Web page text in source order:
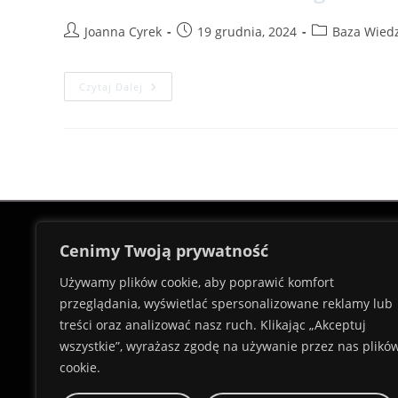
Cenimy Twoją prywatność
Używamy plików cookie, aby poprawić komfort
przeglądania, wyświetlać spersonalizowane reklamy lub
treści oraz analizować nasz ruch. Klikając „Akceptuj
wszystkie”, wyrażasz zgodę na używanie przez nas
cookie.
Joanna Cyrek 19 grudnia, 2024 Baza
Czytaj Dalej
Innowacyjne rozwiązania, które
życia – skontaktuj się z nami i odkryj, jak
wspólnie osiągnąć sukces.